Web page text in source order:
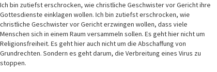
Ich bin zutiefst erschrocken, wie christliche Geschwister vor Gericht ihre
Gottesdienste einklagen wollen. Ich bin zutiefst erschrocken, wie
christliche Geschwister vor Gericht erzwingen wollen, dass viele
Menschen sich in einem Raum versammeln sollen. Es geht hier nicht um
Religionsfreiheit. Es geht hier auch nicht um die Abschaffung von
Grundrechten. Sondern es geht darum, die Verbreitung eines Virus zu
stoppen.